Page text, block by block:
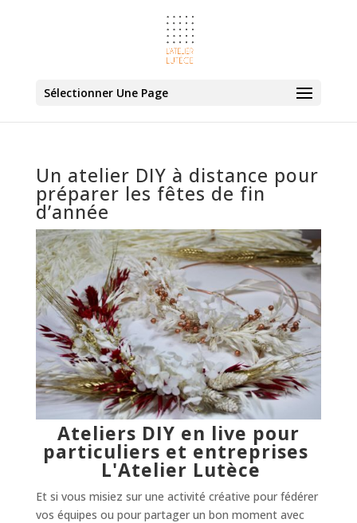
Sélectionner Une Page
Un atelier DIY à distance pour
préparer les fêtes de fin
d’année
Ateliers DIY en live pour
particuliers et entreprises
L'Atelier Lutèce
Et si vous misiez sur une activité créative pour fédérer
vos équipes ou pour partager un bon moment avec